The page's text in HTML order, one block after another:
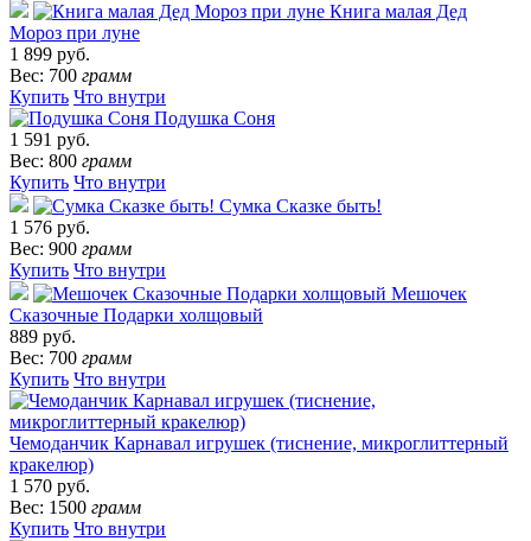
Книга малая Дед
Мороз при луне
1 899 руб.
Вес: 700 грамм
Купить Что внутри
Подушка Соня
1 591 руб.
Вес: 800 грамм
Купить Что внутри
Сумка Сказке быть!
1 576 руб.
Вес: 900 грамм
Купить Что внутри
Мешочек
Сказочные Подарки холщовый
889 руб.
Вес: 700 грамм
Купить Что внутри
Чемоданчик Карнавал игрушек (тиснение, микроглиттерный
кракелюр)
1 570 руб.
Вес: 1500 грамм
Купить Что внутри